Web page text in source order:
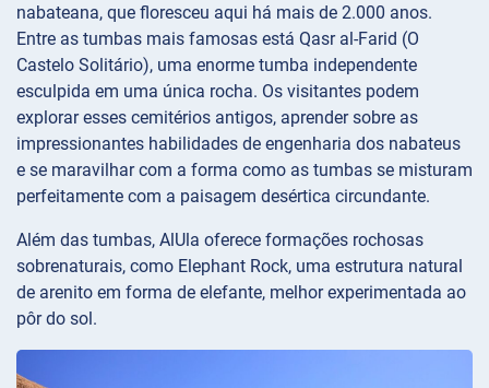
nabateana, que floresceu aqui há mais de 2.000 anos.
Entre as tumbas mais famosas está Qasr al-Farid (O
Castelo Solitário), uma enorme tumba independente
esculpida em uma única rocha. Os visitantes podem
explorar esses cemitérios antigos, aprender sobre as
impressionantes habilidades de engenharia dos nabateus
e se maravilhar com a forma como as tumbas se misturam
perfeitamente com a paisagem desértica circundante.
Além das tumbas, AlUla oferece formações rochosas
sobrenaturais, como Elephant Rock, uma estrutura natural
de arenito em forma de elefante, melhor experimentada ao
pôr do sol.